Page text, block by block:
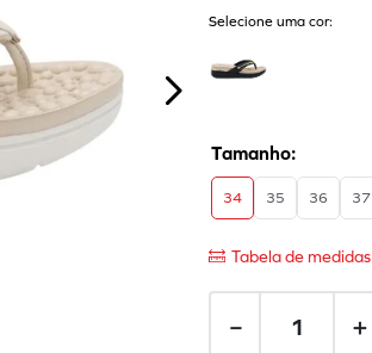
Selecione uma cor:
34 35 36 37
Tabela de medidas
＋
－